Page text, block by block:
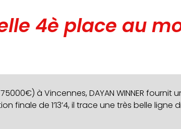
4è place au
à Vincennes, DAYAN WINNER
finale de 1’13’4, il trace une très belle